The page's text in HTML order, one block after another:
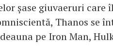
șase giuvaeruri care
Thanos se
pe Iron Man,